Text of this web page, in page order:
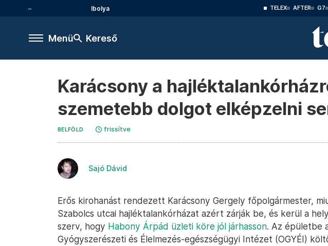
Ibolya TELEX AFTER G7
Menü Kereső
Karácsony a
szemetebb dolgot elképzelni
BELFÖLD frissítve
Sajó Dávid
Erős kirohanást rendezett Karácsony Gergely főpolgármester,
Szabolcs utcai hajléktalankórházat azért zárják be, és kerül a
szerv, hogy Habony Árpád üzleti köre jól járhasson. Az épületbe
Gyógyszerészeti és Élelmezés-egészségügyi Intézet (OGYÉI)